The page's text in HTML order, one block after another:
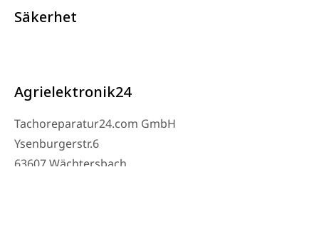
Säkerhet
Agrielektronik24
Tachoreparatur24.com GmbH
Ysenburgerstr.6
63607 Wächtersbach